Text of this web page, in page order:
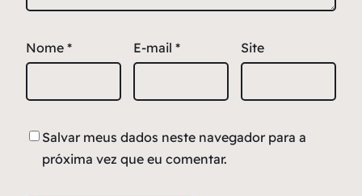
Nome * E-mail * Site
Salvar meus dados neste navegador para a
próxima vez que eu comentar.